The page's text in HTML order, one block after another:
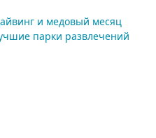
и медовый месяц
парки развлечений